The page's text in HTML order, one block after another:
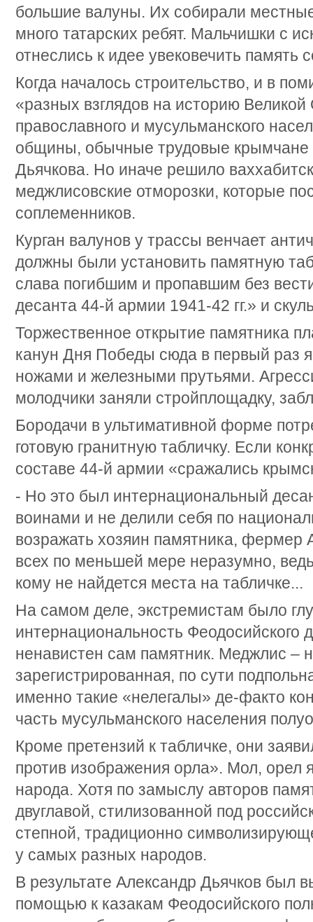
большие валуны. Их собирали
много татарских ребят. Мальчишки с
отнеслись к идее увековечить память
Когда началось строительство, и в
«разных взглядов на историю
православного и мусульманского
общины, обычные трудовые крымчане
Дьячкова. Но иначе решило
меджлисовские отморозки, которые
соплеменников.
Курган валунов у трассы венчает
должны были установить памятную
слава погибшим и пропавшим без
десанта 44-й армии 1941-42 гг.» и
Торжественное открытие памятника
канун Дня Победы сюда в первый раз
ножами и железными прутьями.
молодчики заняли стройплощадку,
Бородачи в ультимативной форме
готовую гранитную табличку. Если
составе 44-й армии «сражались
- Но это был интернациональный
воинами и не делили себя по
возражать хозяин памятника, фермер
всех по меньшей мере неразумно,
кому не найдется места на табличке...
На самом деле, экстремистам было
интернациональность Феодосийского
ненавистен сам памятник. Меджлис –
зарегистрированная, по сути
именно такие «нелегалы» де-факто
часть мусульманского населения
Кроме претензий к табличке, они
против изображения орла». Мол, орел
народа. Хотя по замыслу авторов
двуглавой, стилизованной под
степной, традиционно
у самых разных народов.
В результате Александр Дьячков был
помощью к казакам Феодосийского